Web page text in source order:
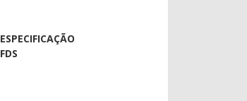
ESPECIFICAÇÃO
FDS